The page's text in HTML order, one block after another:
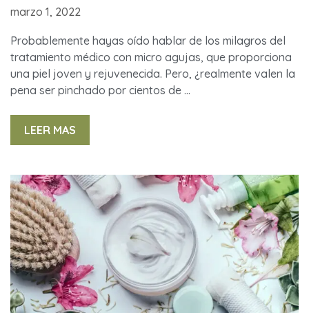
marzo 1, 2022
Probablemente hayas oído hablar de los milagros del
tratamiento médico con micro agujas, que proporciona
una piel joven y rejuvenecida. Pero, ¿realmente valen la
pena ser pinchado por cientos de …
LEER MAS